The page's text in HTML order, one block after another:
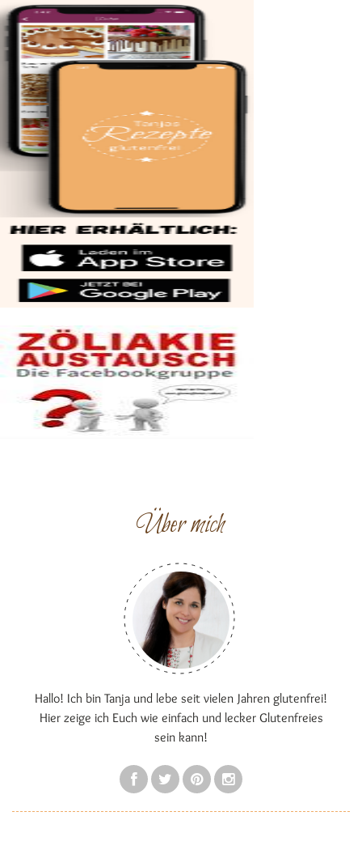
Über mich
Hallo! Ich bin Tanja und lebe seit vielen Jahren glutenfrei!
Hier zeige ich Euch wie einfach und lecker Glutenfreies
sein kann!